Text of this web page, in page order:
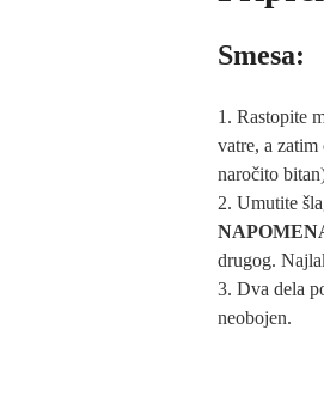
Smesa:
Rastopite
vatre, a
naročito
Umutite
drugog.
Dva dela
neobojen.